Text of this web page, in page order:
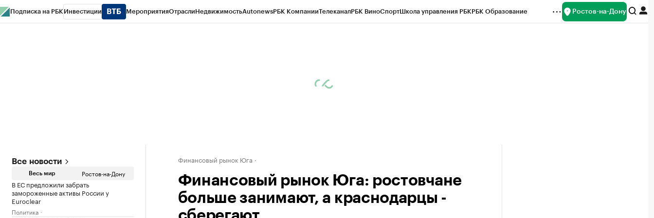
Подписка на РБК Инвестиции МероприятияОтраслиНедвижимостьAutonewsРБК КомпанииТелеканалРБК ВиноСпортШкола управления РБКРБК Образование Ростов-на-Дону
Все новости
Весь мир Ростов-на-Дону
В ЕС предложили забрать
замороженные активы России у
Euroclear
Политика
Финансовый рынок Юга
Финансовый рынок Юга: ростовчане
больше занимают, а краснодарцы -